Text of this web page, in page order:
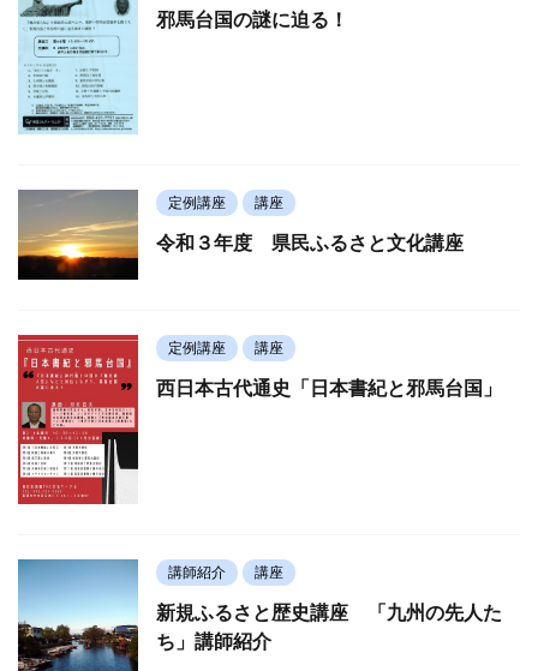
邪馬台国の謎に迫る！
定例講座 講座
令和３年度 県民ふるさと文化講座
定例講座 講座
西日本古代通史「日本書紀と邪馬台国」
講師紹介 講座
新規ふるさと歴史講座 「九州の先人た
ち」講師紹介